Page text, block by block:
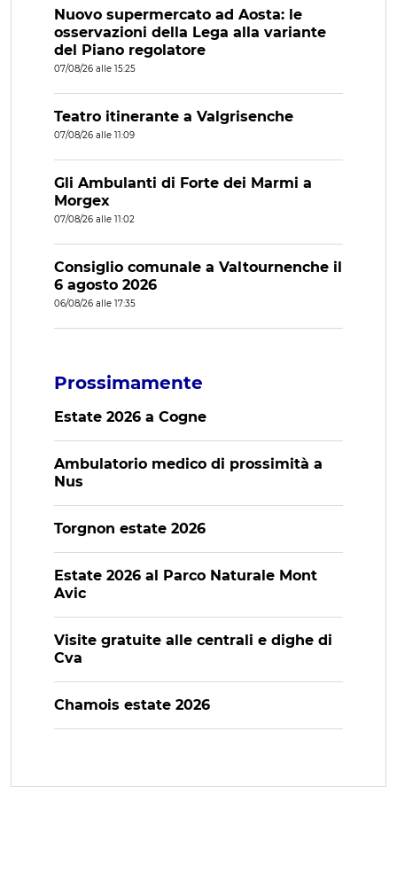
Nuovo supermercato ad Aosta: le
osservazioni della Lega alla variante
del Piano regolatore
07/08/26 alle 15:25
Teatro itinerante a Valgrisenche
07/08/26 alle 11:09
Gli Ambulanti di Forte dei Marmi a
Morgex
07/08/26 alle 11:02
Consiglio comunale a Valtournenche il
6 agosto 2026
06/08/26 alle 17:35
Prossimamente
Estate 2026 a Cogne
Ambulatorio medico di prossimità a
Nus
Torgnon estate 2026
Estate 2026 al Parco Naturale Mont
Avic
Visite gratuite alle centrali e dighe di
Cva
Chamois estate 2026